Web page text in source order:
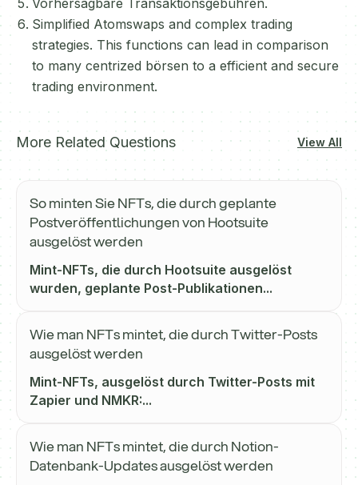
Vorhersagbare Transaktionsgebühren.
Simplified Atomswaps and complex trading
strategies. This functions can lead in comparison
to many centrized börsen to a efficient and secure
trading environment.
More Related Questions View All
So minten Sie NFTs, die durch geplante
Postveröffentlichungen von Hootsuite
ausgelöst werden
Mint-NFTs, die durch Hootsuite ausgelöst
wurden, geplante Post-Publikationen...
Wie man NFTs mintet, die durch Twitter-Posts
ausgelöst werden
Mint-NFTs, ausgelöst durch Twitter-Posts mit
Zapier und NMKR:...
Wie man NFTs mintet, die durch Notion-
Datenbank-Updates ausgelöst werden